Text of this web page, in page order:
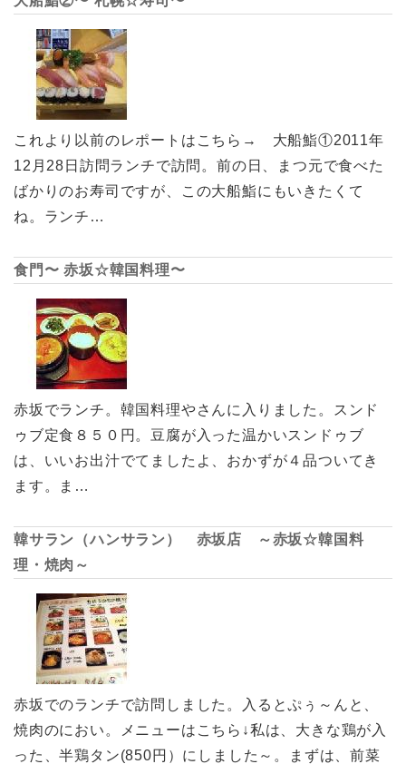
これより以前のレポートはこちら→ 大船鮨①2011年
12月28日訪問ランチで訪問。前の日、まつ元で食べた
ばかりのお寿司ですが、この大船鮨にもいきたくて
ね。ランチ…
食門〜 赤坂☆韓国料理〜
赤坂でランチ。韓国料理やさんに入りました。スンド
ゥブ定食８５０円。豆腐が入った温かいスンドゥブ
は、いいお出汁でてましたよ、おかずが４品ついてき
ます。ま…
韓サラン（ハンサラン） 赤坂店 ～赤坂☆韓国料
理・焼肉～
赤坂でのランチで訪問しました。入るとぷぅ～んと、
焼肉のにおい。メニューはこちら↓私は、大きな鶏が入
った、半鶏タン(850円）にしました～。まずは、前菜